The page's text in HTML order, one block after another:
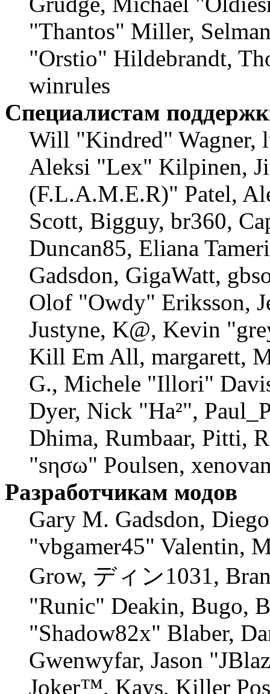
"Thantos" Miller,
"Orstio" Hildebrandt,
winrules
Специалистам
Will "Kindred" Wagner,
Aleksi "Lex" Kilpinen,
(F.L.A.M.E.R)" Patel,
Scott, Bigguy, br360,
Duncan85, Eliana
Gadsdon, GigaWatt,
Olof "Owdy" Eriksson,
Justyne, K@, Kevin
Kill Em All, margarett,
G., Michele "Illori"
Dyer, Nick "Ha²",
Dhima, Rumbaar, Pitti,
"sησω" Poulsen,
Разработчикам модов
Gary M. Gadsdon,
"vbgamer45" Valentin,
Grow, ディン1031,
"Runic" Deakin, Bugo,
"Shadow82x" Blaber,
Gwenwyfar, Jason
Joker™, Kays, Killer